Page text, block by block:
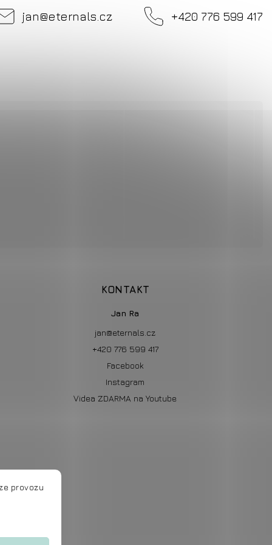
provozu
jan@eternals.cz +420 776 599 417
KONTAKT
Jan Ra
jan@eternals.cz
+420 776 599 417
Facebook
Instagram
Videa ZDARMA na Youtube